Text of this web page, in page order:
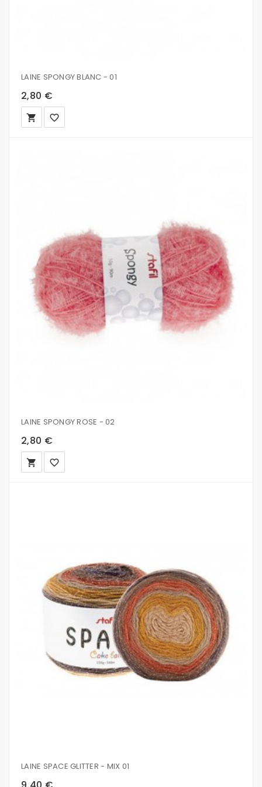
LAINE SPONGY BLANC - 01
2,80 €
local_grocery_store favorite_border
LAINE SPONGY ROSE - 02
2,80 €
local_grocery_store favorite_border
LAINE SPACE GLITTER - MIX 01